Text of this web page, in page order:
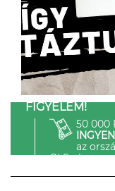
FIGYELEM!
50 000
az
GLS-el.